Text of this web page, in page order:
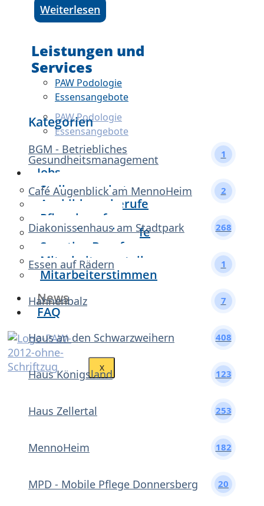
Leistungen und
Services
PAW Podologie
Essensangebote
PAW Podologie
Essensangebote
Jobs
Stellenangebote
Ausbildungsberufe
Pflegeberufe
Verwaltungsberufe
Sonstige Berufe
Mitarbeitervorteile
Mitarbeiterstimmen
News
FAQ
X
Weiterlesen
Kategorien
BGM - Betriebliches
Gesundheitsmanagement 1
Café Augenblick am MennoHeim 2
Diakonissenhaus am Stadtpark 268
Essen auf Rädern 1
Hahnenbalz 7
Haus an den Schwarzweihern 408
Haus Königsland 123
Haus Zellertal 253
MennoHeim 182
MPD - Mobile Pflege Donnersberg 20